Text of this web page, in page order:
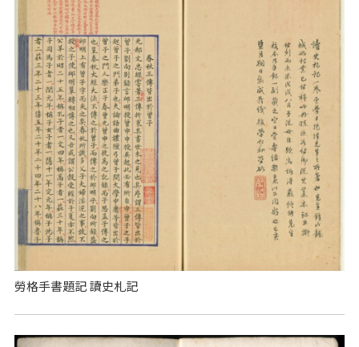
勞格手書題記 讀史札記